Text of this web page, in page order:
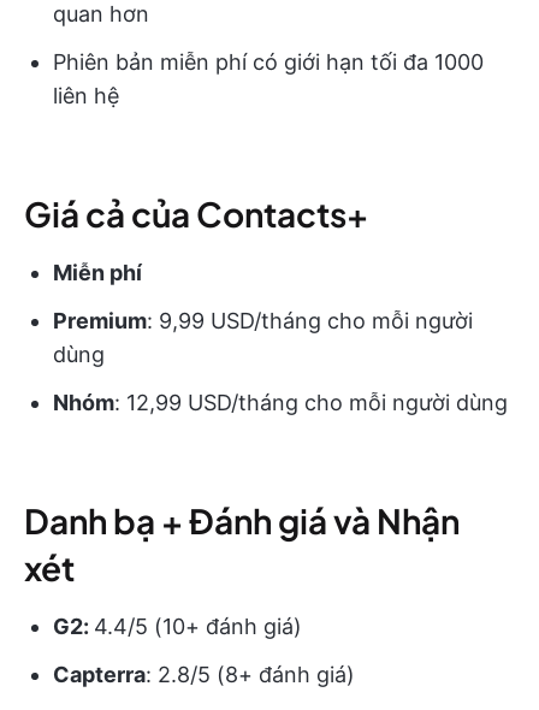
quan hơn
Phiên bản miễn phí có giới hạn tối đa 1000
liên hệ
Giá cả của Contacts+
Miễn phí
Premium: 9,99 USD/tháng cho mỗi người
dùng
Nhóm: 12,99 USD/tháng cho mỗi người dùng
Danh bạ + Đánh giá và Nhận
xét
G2: 4.4/5 (10+ đánh giá)
Capterra: 2.8/5 (8+ đánh giá)